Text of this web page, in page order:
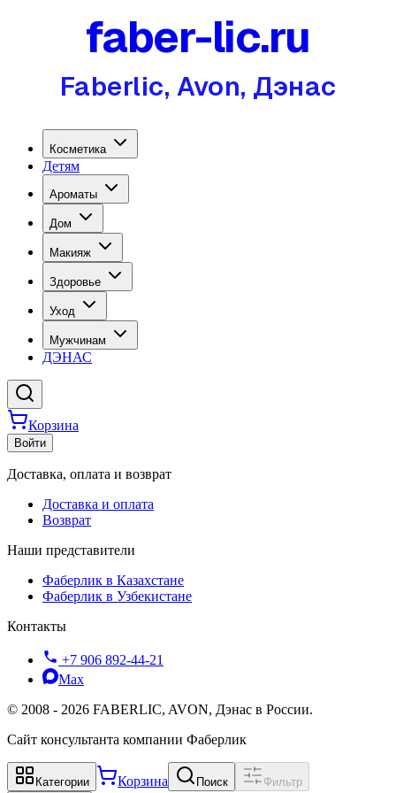
faber-lic.ru
Faberlic, Avon, Дэнас
Косметика
Детям
Ароматы
Дом
Макияж
Здоровье
Уход
Мужчинам
ДЭНАС
Корзина
Войти
Доставка, оплата и возврат
Доставка и оплата
Возврат
Наши представители
Фаберлик в Казахстане
Фаберлик в Узбекистане
Контакты
+7 906 892-44-21
Max
© 2008 - 2026 FABERLIC, AVON, Дэнас в России.
Сайт консультанта компании Фаберлик
Категории Корзина Поиск Фильтр